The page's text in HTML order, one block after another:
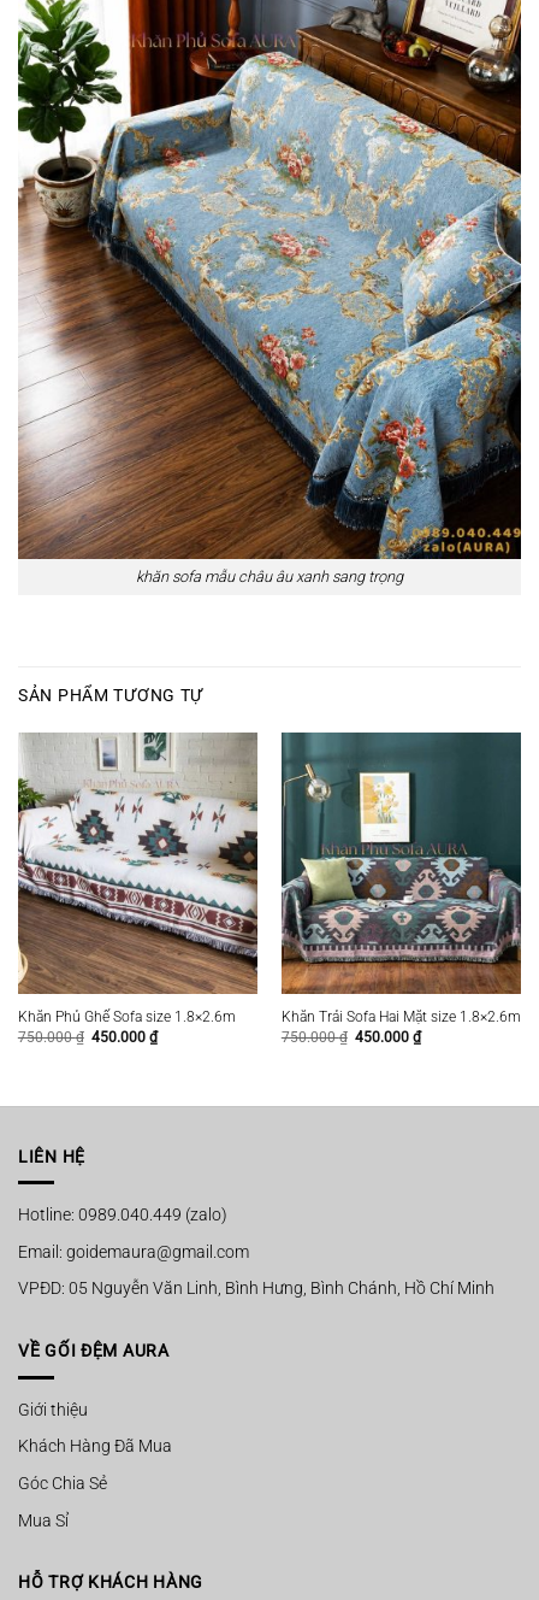
khăn sofa mẫu châu âu xanh sang trọng
SẢN PHẨM TƯƠNG TỰ
Khăn Phủ Ghế Sofa size 1.8×2.6m
750.000₫ Giá
450.000₫Giá
Khăn Trải Sofa Hai Mặt size 1.8×2.6m
750.000₫ Giá
450.000₫Giá
LIÊN HỆ
Hotline: 0989.040.449 (zalo)
Email: goidemaura@gmail.com
VPĐD: 05 Nguyễn Văn Linh, Bình Hưng, Bình Chánh, Hồ Chí Minh
VỀ GỐI ĐỆM AURA
Giới thiệu
Khách Hàng Đã Mua
Góc Chia Sẻ
Mua Sỉ
HỖ TRỢ KHÁCH HÀNG